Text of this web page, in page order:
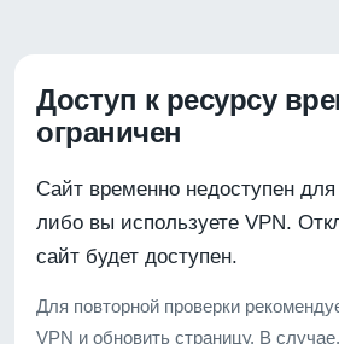
Доступ к ресурсу
ограничен
Сайт временно недоступен
либо вы используете VPN.
сайт будет доступен.
Для повторной проверки
VPN и обновить страницу. В